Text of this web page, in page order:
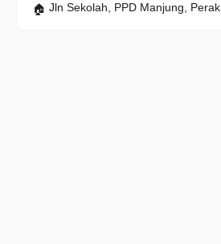
Jln Sekolah, PPD Manjung, Perak